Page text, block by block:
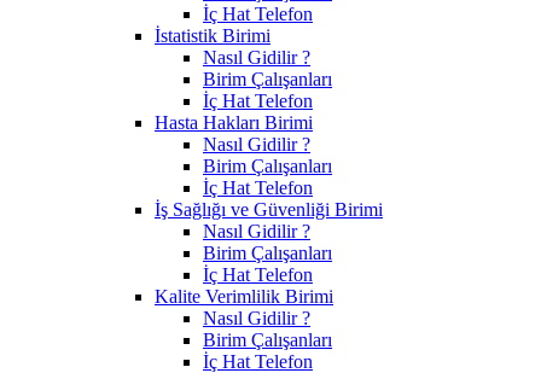
İç Hat Telefon
İstatistik Birimi
Nasıl Gidilir ?
Birim Çalışanları
İç Hat Telefon
Hasta Hakları Birimi
Nasıl Gidilir ?
Birim Çalışanları
İç Hat Telefon
İş Sağlığı ve Güvenliği Birimi
Nasıl Gidilir ?
Birim Çalışanları
İç Hat Telefon
Kalite Verimlilik Birimi
Nasıl Gidilir ?
Birim Çalışanları
İç Hat Telefon